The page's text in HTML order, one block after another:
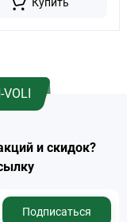
и скидок?
Подписаться